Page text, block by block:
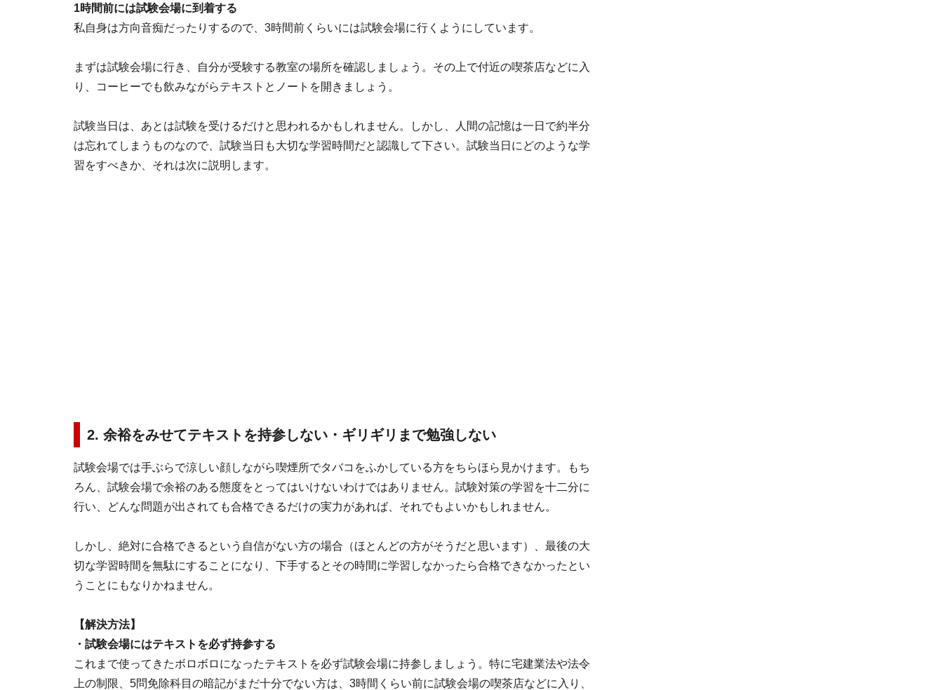
1時間前には試験会場に到着する
私自身は方向音痴だったりするので、3時間前くらいには試験会場に行くようにしています。
まずは試験会場に行き、自分が受験する教室の場所を確認しましょう。その上で付近の喫茶店などに入
り、コーヒーでも飲みながらテキストとノートを開きましょう。
試験当日は、あとは試験を受けるだけと思われるかもしれません。しかし、人間の記憶は一日で約半分
は忘れてしまうものなので、試験当日も大切な学習時間だと認識して下さい。試験当日にどのような学
習をすべきか、それは次に説明します。
2. 余裕をみせてテキストを持参しない・ギリギリまで勉強しない
試験会場では手ぶらで涼しい顔しながら喫煙所でタバコをふかしている方をちらほら見かけます。もち
ろん、試験会場で余裕のある態度をとってはいけないわけではありません。試験対策の学習を十二分に
行い、どんな問題が出されても合格できるだけの実力があれば、それでもよいかもしれません。
しかし、絶対に合格できるという自信がない方の場合（ほとんどの方がそうだと思います）、最後の大
切な学習時間を無駄にすることになり、下手するとその時間に学習しなかったら合格できなかったとい
うことにもなりかねません。
【解決方法】
・試験会場にはテキストを必ず持参する
これまで使ってきたボロボロになったテキストを必ず試験会場に持参しましょう。特に宅建業法や法令
上の制限、5問免除科目の暗記がまだ十分でない方は、3時間くらい前に試験会場の喫茶店などに入り、